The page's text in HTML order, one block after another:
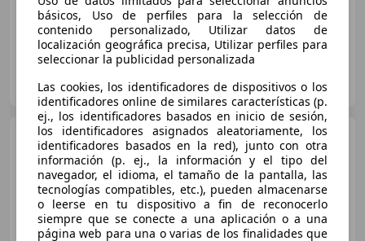
ES-50014 ZARAGOZA
Audi Q5 Sportback 45 TFSI
quattro-ultra Advanced S tronic
€ 33.290
Buen precio
básicos, Uso de perfiles para la selección de
contenido personalizado, Utilizar datos de
localización geográfica precisa, Utilizar perfiles para
seleccionar la publicidad personalizada
Las cookies, los identificadores de dispositivos o los
identificadores online de similares características (p.
ej., los identificadores basados en inicio de sesión,
los identificadores asignados aleatoriamente, los
identificadores basados en la red), junto con otra
información (p. ej., la información y el tipo del
navegador, el idioma, el tamaño de la pantalla, las
tecnologías compatibles, etc.), pueden almacenarse
o leerse en tu dispositivo a fin de reconocerlo
siempre que se conecte a una aplicación o a una
página web para una o varias de los finalidades que